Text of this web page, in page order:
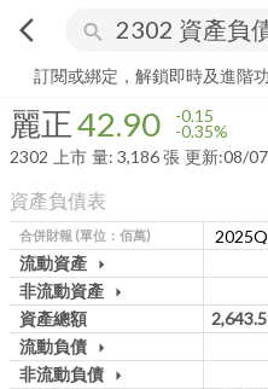
arrow_back_ios search
麗正 42.90-0.35%
訂閱或綁定，解鎖即時及進階
麗正42.90 -0.15
-0.35%
2302
上市 量: 3,186張 更新:08/
資產負債表
合併財報 (單位：佰萬)
流動資產 arrow_drop_down
非流動資產 arrow_drop_down
資產總額
流動負債 arrow_drop_down
非流動負債 arrow_drop_down